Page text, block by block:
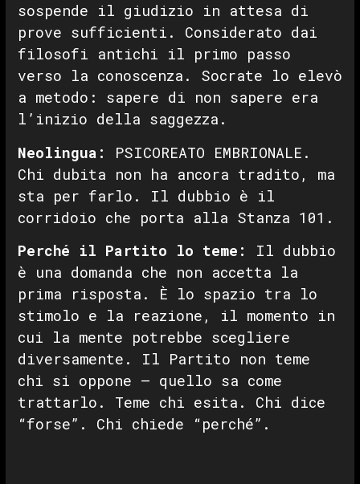
sospende il giudizio in attesa di
prove sufficienti. Considerato dai
filosofi antichi il primo passo
verso la conoscenza. Socrate lo elevò
a metodo: sapere di non sapere era
l’inizio della saggezza.
Neolingua:
PSICOREATO EMBRIONALE.
Chi dubita non ha ancora tradito, ma
sta per farlo. Il dubbio è il
corridoio che porta alla Stanza 101.
Perché il Partito lo teme:
Il dubbio
è una domanda che non accetta la
prima risposta. È lo spazio tra lo
stimolo e la reazione, il momento in
cui la mente potrebbe scegliere
diversamente. Il Partito non teme
chi si oppone — quello sa come
trattarlo. Teme chi esita. Chi dice
“forse”. Chi chiede “perché”.